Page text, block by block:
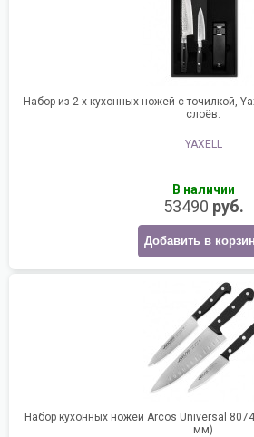
Набор из 2-х кухонных ножей с точилкой,
слоёв.
YAXELL
В наличии
53490 руб.
Добавить в
Набор кухонных ножей Arcos Universal
мм)